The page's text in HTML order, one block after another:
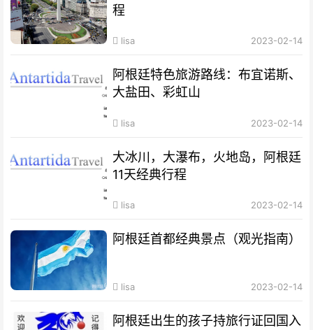
程
lisa 2023-02-14
阿根廷特色旅游路线：布宜诺斯、
大盐田、彩虹山
lisa 2023-02-14
大冰川，大瀑布，火地岛，阿根廷
11天经典行程
lisa 2023-02-14
阿根廷首都经典景点（观光指南）
lisa 2023-02-14
阿根廷出生的孩子持旅行证回国入